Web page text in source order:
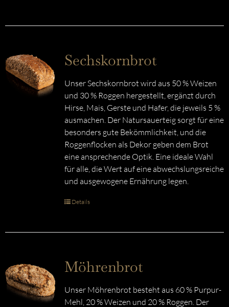
Sechskornbrot
Unser Sechskornbrot wird aus 50 % Weizen
und 30 % Roggen hergestellt, ergänzt durch
Hirse, Mais, Gerste und Hafer, die jeweils 5 %
ausmachen. Der Natursauerteig sorgt für eine
besonders gute Bekömmlichkeit, und die
Roggenflocken als Dekor geben dem Brot
eine ansprechende Optik. Eine ideale Wahl
für alle, die Wert auf eine abwechslungsreiche
und ausgewogene Ernährung legen.
Details
Möhrenbrot
Unser Möhrenbrot besteht aus 60 % Purpur-
Mehl, 20 % Weizen und 20 % Roggen. Der